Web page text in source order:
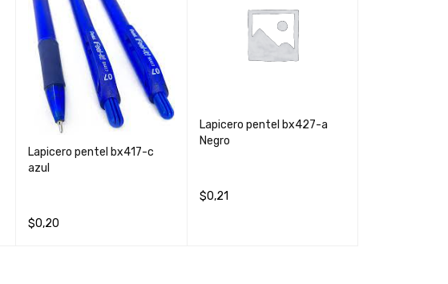
Lapicero pentel bx417-c
azul
$0,20
Lapicero pentel bx427-a
Negro
$0,21